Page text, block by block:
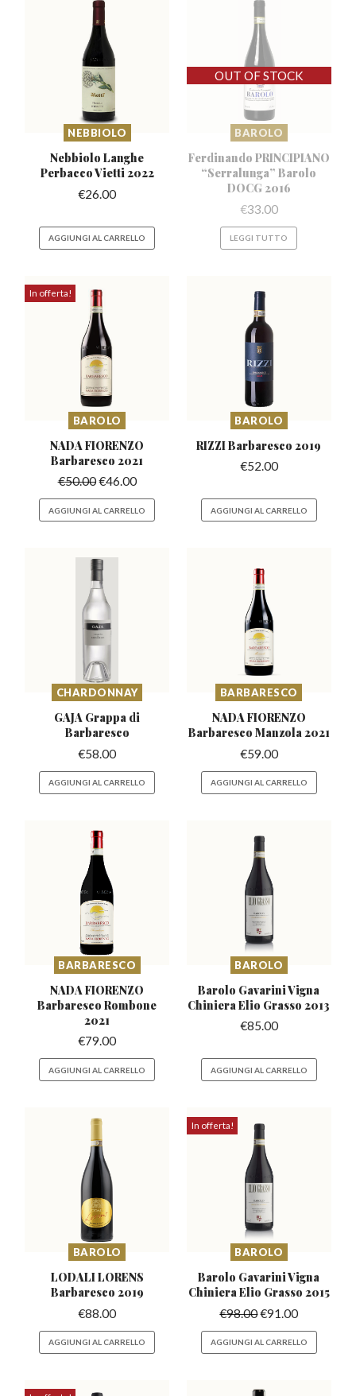
NEBBIOLO
Nebbiolo Langhe
PerbaccoVietti 2022
€26.00
AGGIUNGI AL CARRELLO
BAROLO
Ferdinando PRINCIPIANO
“Serralunga”Barolo
DOCG 2016
€33.00
LEGGI TUTTO
In offerta!
BAROLO
NADA FIORENZO
Barbaresco 2021
€50.00€46.00
AGGIUNGI AL CARRELLO
BAROLO
RIZZI Barbaresco 2019
€52.00
AGGIUNGI AL CARRELLO
CHARDONNAY
GAJA Grappa di
Barbaresco
€58.00
AGGIUNGI AL CARRELLO
BARBARESCO
NADA FIORENZO
Barbaresco Manzola 2021
€59.00
AGGIUNGI AL CARRELLO
BARBARESCO
NADA FIORENZO
BarbarescoRombone
2021
€79.00
AGGIUNGI AL CARRELLO
BAROLO
Barolo Gavarini Vigna
ChinieraElio Grasso 2013
€85.00
AGGIUNGI AL CARRELLO
BAROLO
LODALI LORENS
Barbaresco 2019
€88.00
AGGIUNGI AL CARRELLO
In offerta!
BAROLO
Barolo Gavarini Vigna
Chiniera Elio Grasso 2015
€98.00€91.00
AGGIUNGI AL CARRELLO